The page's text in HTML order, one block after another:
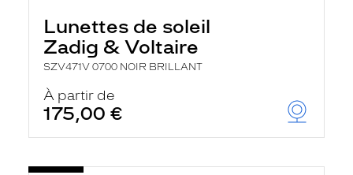
Lunettes de soleil
Zadig & Voltaire
SZV471V 0700 NOIR BRILLANT
À partir de
175,00 €